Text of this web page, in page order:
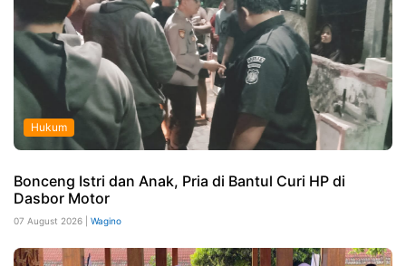
Hukum
Bonceng Istri dan Anak, Pria di Bantul Curi HP di
Dasbor Motor
07 August 2026 | Wagino